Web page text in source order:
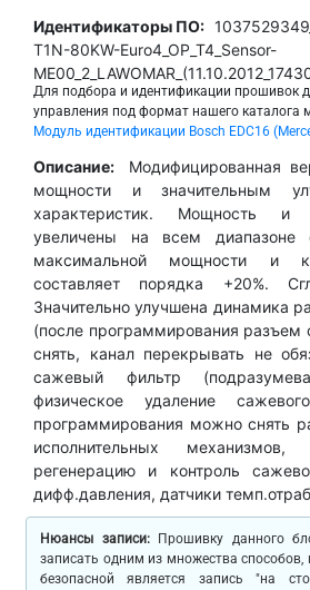
Идентификаторы ПО:
T1N-80KW-Euro4_OP_T4_Sensor-
Для подбора и идентификации прошивок
управления под формат нашего каталога
Модуль идентификации Bosch EDC16
Описание:
Модифицированная
мощности и значительным
характеристик. Мощность и
увеличены на всем диапазоне
максимальной мощности и
составляет порядка +20%.
Значительно улучшена динамика
(после программирования
снять, канал перекрывать не
сажевый фильтр
физическое удаление
программирования можно снять
исполнительных механизмов,
регенерацию и контроль
дифф.давления, датчики
Нюансы записи:Прошивку данного
записать одним из множества способов,
безопасной является запись "на